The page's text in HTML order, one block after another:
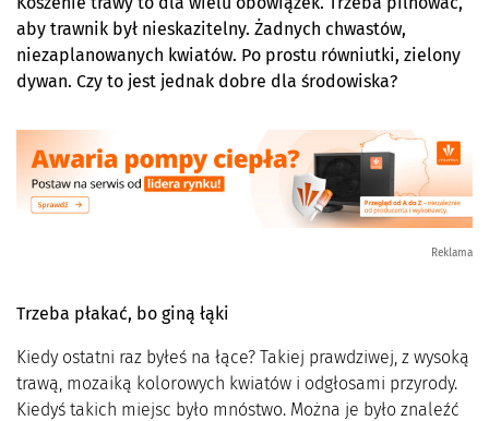
aby trawnik był nieskazitelny. Żadnych chwastów,
niezaplanowanych kwiatów. Po prostu równiutki, zielony
dywan. Czy to jest jednak dobre dla środowiska?
Reklama
Trzeba płakać, bo giną łąki
Kiedy ostatni raz byłeś na łące? Takiej prawdziwej, z wysoką
trawą, mozaiką kolorowych kwiatów i odgłosami przyrody.
Kiedyś takich miejsc było mnóstwo. Można je było znaleźć